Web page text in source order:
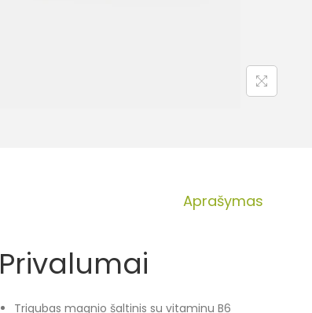
Aprašymas
Privalumai
Trigubas magnio šaltinis su vitaminu B6